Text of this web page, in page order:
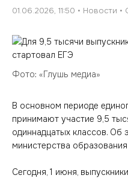
01.06.2026, 11:50 Новости
Фото: «Глушь медиа»
В основном периоде
принимают участие 9,5
одиннадцатых классов.
министерства
Сегодня, 1 июня,